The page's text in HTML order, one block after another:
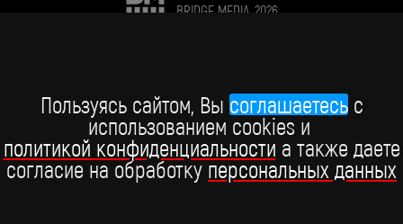
Пользуясь сайтом, Вы соглашаетесьc
использованием cookies и
политикой конфиденциальности а также даете
согласие на обработкуперсональных данных
BRIDGE MEDIA, 2026
Telegram BRIDGE MEDIA
Telegram BABY TIME
ВКонтакте